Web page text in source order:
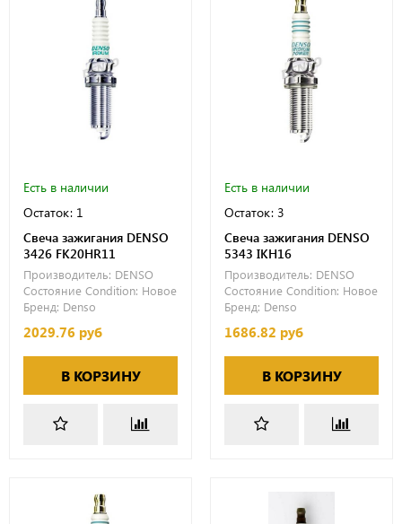
Есть в наличии
Остаток: 1
Свеча зажигания DENSO
3426 FK20HR11
Производитель: DENSO
Состояние Condition: Новое
Бренд: Denso
2029.76 руб
В КОРЗИНУ
Есть в наличии
Остаток: 3
Свеча зажигания DENSO
5343 IKH16
Производитель: DENSO
Состояние Condition: Новое
Бренд: Denso
1686.82 руб
В КОРЗИНУ